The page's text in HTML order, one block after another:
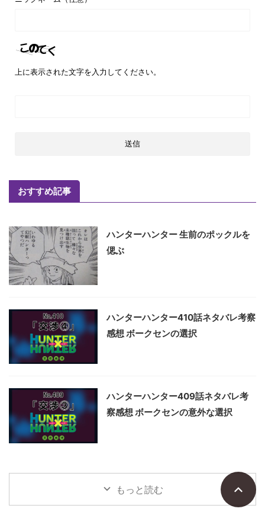
上に表示された文字を入力してください。
おすすめ記事
ハンターハンター 生前のポックルを
偲ぶ
ハンターハンター410話ネタバレ考察
感想 ボークセンの選択
ハンターハンター409話ネタバレ考
察感想 ボークセンの意外な選択
もっと読む